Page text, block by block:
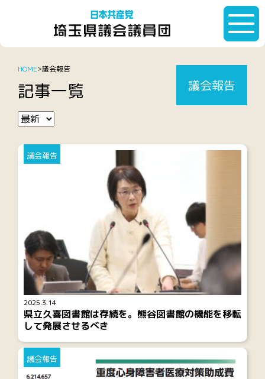
HOME 議会報告
議会報告
記事一覧
2025.3.14
議会報告
県立久喜図書館は存続を。熊谷図書館の機能を移転
して発展させるべき
議会報告